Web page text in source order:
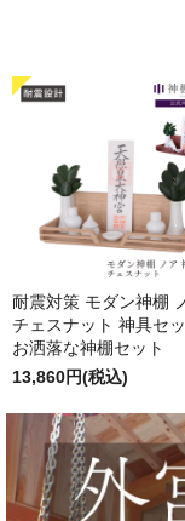
耐震対策 モダン神棚
チェスナット 神具セ
お洒落な神棚セット
13,860円(税込)